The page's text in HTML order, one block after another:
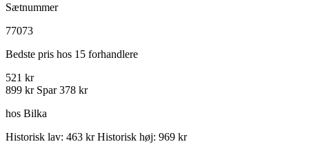
Sætnummer
77073
Bedste pris hos 15 forhandlere
521 kr
899 kr Spar 378 kr
hos Bilka
Historisk lav: 463 kr Historisk høj: 969 kr